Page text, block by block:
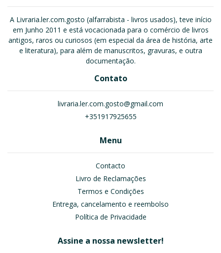
A Livraria.ler.com.gosto (alfarrabista - livros usados), teve início
em Junho 2011 e está vocacionada para o comércio de livros
antigos, raros ou curiosos (em especial da área de história, arte
e literatura), para além de manuscritos, gravuras, e outra
documentação.
Contato
livraria.ler.com.gosto@gmail.com
+351917925655
Menu
Contacto
Livro de Reclamações
Termos e Condições
Entrega, cancelamento e reembolso
Política de Privacidade
Assine a nossa newsletter!